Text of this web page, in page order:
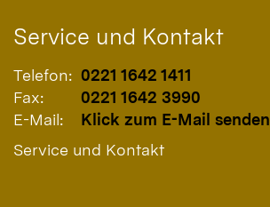
Service und Kontakt
Telefon: 0221 1642 1411
Fax:
0221 1642 3990
E-Mail:
Klick zum E-Mail senden
Service und Kontakt